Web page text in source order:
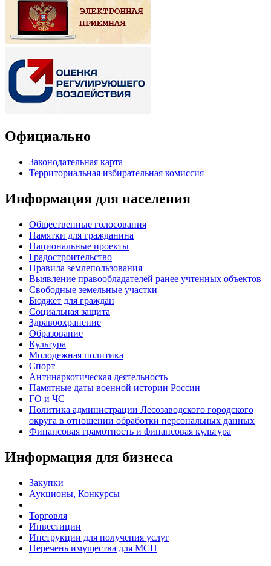
Официально
Законодательная карта
Территориальная избирательная комиссия
Информация для населения
Общественные голосования
Памятки для гражданина
Национальные проекты
Градостроительство
Правила землепользования
Выявление правообладателей ранее учтенных объектов
Свободные земельные участки
Бюджет для граждан
Социальная защита
Здравоохранение
Образование
Культура
Молодежная политика
Спорт
Антинаркотическая деятельность
Памятные даты военной истории России
ГО и ЧС
Политика администрации Лесозаводского городского
округа в отношении обработки персональных данных
Финансовая грамотность и финансовая культура
Информация для бизнеса
Закупки
Аукционы, Конкурсы
Торговля
Инвестиции
Инструкции для получения услуг
Перечень имущества для МСП